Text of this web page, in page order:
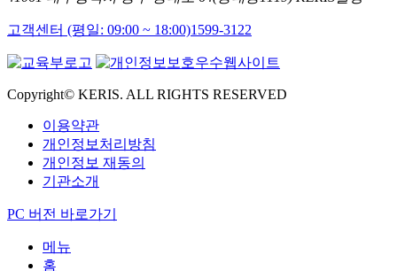
고객센터 (평일: 09:00 ~ 18:00)1599-3122
Copyright© KERIS. ALL RIGHTS RESERVED
이용약관
개인정보처리방침
개인정보 재동의
기관소개
PC 버전 바로가기
메뉴
홈